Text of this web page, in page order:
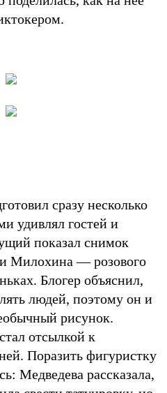
сразу несколько
удивлял гостей и
показал снимок
Милохина — розового
Блогер объяснил,
людей, поэтому он и
рисунок.
отсылкой к
Поразить фигуристку
Медведева рассказала,